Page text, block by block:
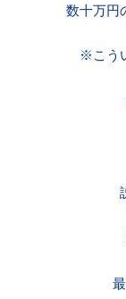
数十万円
※こう